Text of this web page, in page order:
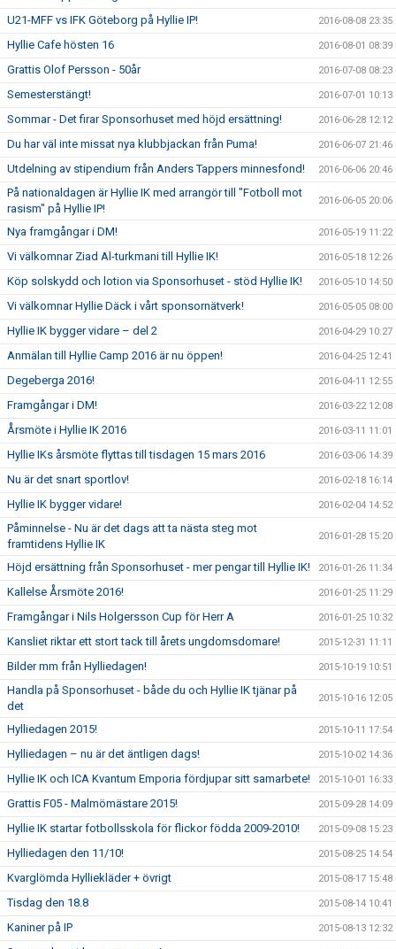
U21-MFF vs IFK Göteborg på Hyllie IP! 2016-08-08 23:35
Hyllie Cafe hösten 16 2016-08-01 08:39
Grattis Olof Persson - 50år 2016-07-08 08:23
Semesterstängt! 2016-07-01 10:13
Sommar - Det firar Sponsorhuset med höjd ersättning! 2016-06-28 12:12
Du har väl inte missat nya klubbjackan från Puma! 2016-06-07 21:46
Utdelning av stipendium från Anders Tappers minnesfond! 2016-06-06 20:46
På nationaldagen är Hyllie IK med arrangör till "Fotboll mot
rasism" på Hyllie IP!
2016-06-05 20:06
Nya framgångar i DM! 2016-05-19 11:22
Vi välkomnar Ziad Al-turkmani till Hyllie IK! 2016-05-18 12:26
Köp solskydd och lotion via Sponsorhuset - stöd Hyllie IK! 2016-05-10 14:50
Vi välkomnar Hyllie Däck i vårt sponsornätverk! 2016-05-05 08:00
Hyllie IK bygger vidare – del 2 2016-04-29 10:27
Anmälan till Hyllie Camp 2016 är nu öppen! 2016-04-25 12:41
Degeberga 2016! 2016-04-11 12:55
Framgångar i DM! 2016-03-22 12:08
Årsmöte i Hyllie IK 2016 2016-03-11 11:01
Hyllie IKs årsmöte flyttas till tisdagen 15 mars 2016 2016-03-06 14:39
Nu är det snart sportlov! 2016-02-18 16:14
Hyllie IK bygger vidare! 2016-02-04 14:52
Påminnelse - Nu är det dags att ta nästa steg mot
framtidens Hyllie IK
2016-01-28 15:20
Höjd ersättning från Sponsorhuset - mer pengar till Hyllie IK! 2016-01-26 11:34
Kallelse Årsmöte 2016! 2016-01-25 11:29
Framgångar i Nils Holgersson Cup för Herr A 2016-01-25 10:32
Kansliet riktar ett stort tack till årets ungdomsdomare! 2015-12-31 11:11
Bilder mm från Hylliedagen! 2015-10-19 10:51
Handla på Sponsorhuset - både du och Hyllie IK tjänar på
det
2015-10-16 12:05
Hylliedagen 2015! 2015-10-11 17:54
Hylliedagen – nu är det äntligen dags! 2015-10-02 14:36
Hyllie IK och ICA Kvantum Emporia fördjupar sitt samarbete! 2015-10-01 16:33
Grattis F05 - Malmömästare 2015! 2015-09-28 14:09
Hyllie IK startar fotbollsskola för flickor födda 2009-2010! 2015-09-08 15:23
Hylliedagen den 11/10! 2015-08-25 14:54
Kvarglömda Hylliekläder + övrigt 2015-08-17 15:48
Tisdag den 18.8 2015-08-14 10:41
Kaniner på IP 2015-08-13 12:32